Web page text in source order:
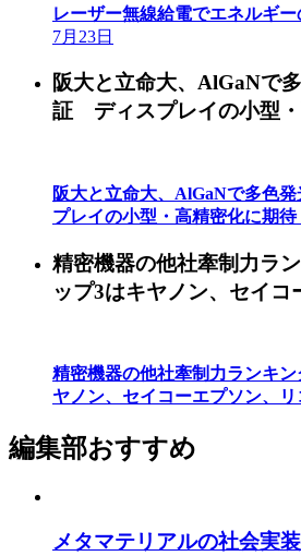
レーザー無線給電でエネルギ
7月23日
阪大と立命大、AlGaNで
証 ディスプレイの小型
阪大と立命大、AlGaNで多色
プレイの小型・高精密化に期待
精密機器の他社牽制力ラ
ップ3はキヤノン、セイコ
精密機器の他社牽制力ランキ
ヤノン、セイコーエプソン、リ
編集部おすすめ
メタマテリアルの社会実